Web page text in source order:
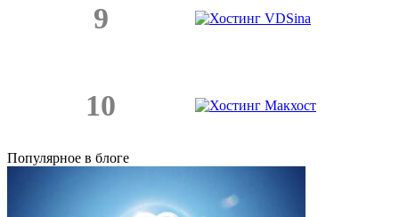
9
10
Популярное в блоге